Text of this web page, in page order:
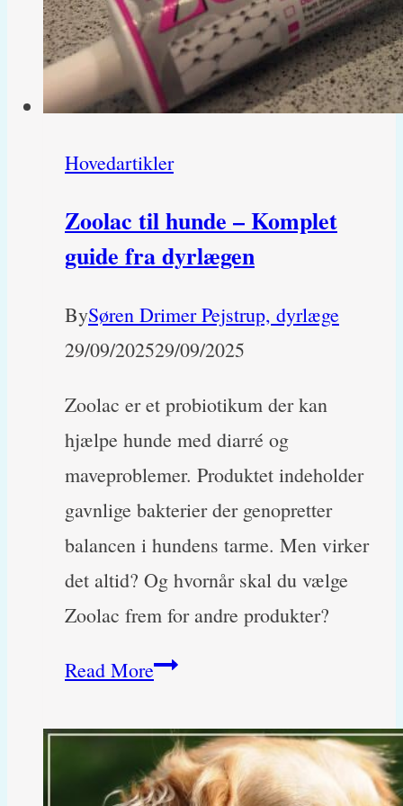
Hovedartikler
Zoolac til hunde – Komplet
guide fra dyrlægen
BySøren Drimer Pejstrup, dyrlæge
29/09/202529/09/2025
Zoolac er et probiotikum der kan
hjælpe hunde med diarré og
maveproblemer. Produktet indeholder
gavnlige bakterier der genopretter
balancen i hundens tarme. Men virker
det altid? Og hvornår skal du vælge
Zoolac frem for andre produkter?
Read MoreZoolac
hunde
–